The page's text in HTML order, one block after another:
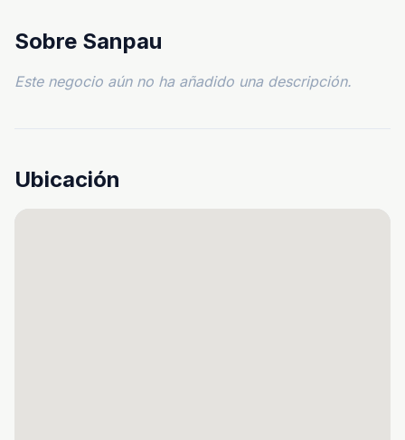
Sobre Sanpau
Este negocio aún no ha añadido una descripción.
Ubicación